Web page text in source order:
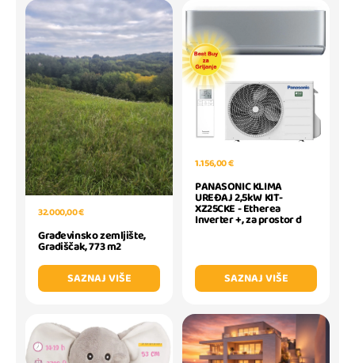
32.000,00 €
Građevinsko zemljište,
Gradiščak, 773 m2
SAZNAJ VIŠE
1.156,00 €
PANASONIC KLIMA
UREĐAJ 2,5kW KIT-
XZ25CKE - Etherea
Inverter +, za prostor d
SAZNAJ VIŠE